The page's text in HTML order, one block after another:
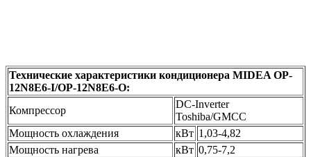
Технические характеристики кондиционера MIDEA OP-
12N8E6-I/OP-12N8E6-O:
Компрессор
DC-Inverter
Toshiba/GMCC
Мощность охлаждения
кВт 1,03-4,82
Мощность нагрева
кВт 0,75-7,2